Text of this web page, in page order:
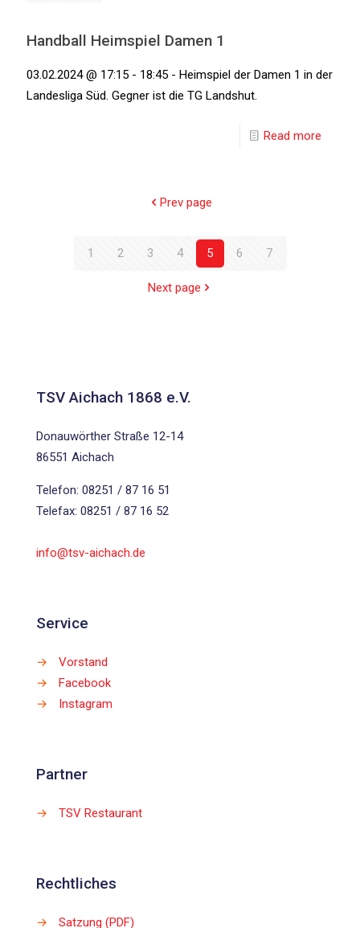
Handball Heimspiel Damen 1
03.02.2024 @ 17:15 - 18:45 - Heimspiel der Damen 1 in der
Landesliga Süd. Gegner ist die TG Landshut.
Read more
Prev page
1 2 3 4 5 6 7
Next page
TSV Aichach 1868 e.V.
Donauwörther Straße 12-14
86551 Aichach
Telefon: 08251 / 87 16 51
Telefax: 08251 / 87 16 52
info@tsv-aichach.de
Service
→
Vorstand
→
Facebook
→
Instagram
Partner
→ TSV Restaurant
Rechtliches
→ Satzung (PDF)